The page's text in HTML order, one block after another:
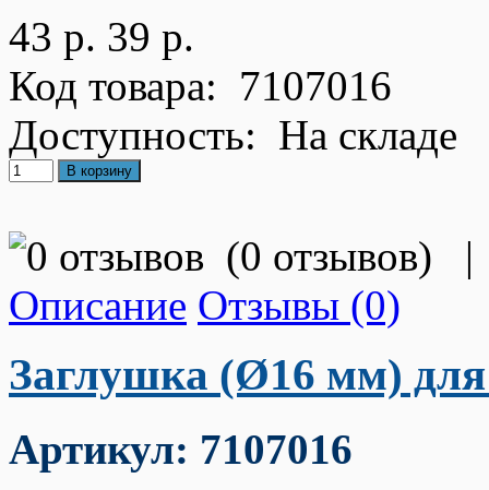
43 р. 39 р.
Код товара: 7107016
Доступность: На складе
(0 отзывов) |
Описание Отзывы (0)
Заглушка (Ø16 мм) для
Артикул: 7107016